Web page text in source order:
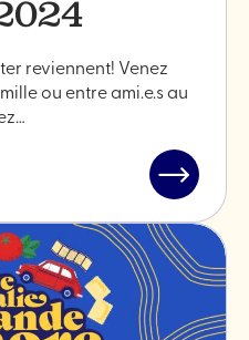
reviennent! Venez
ou entre ami.e.s au
Lire
l'article
"Samedis
pour
Emporter